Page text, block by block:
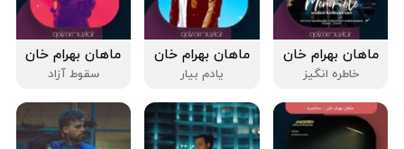
ماهان بهرام خان
خاطره انگیز
ماهان بهرام خان
یادم بیار
ماهان بهرام خان
سقوط آزاد